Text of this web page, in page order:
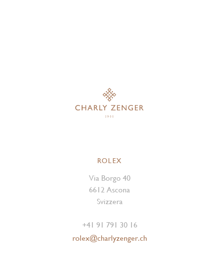
ROLEX
Via Borgo 40
6612 Ascona
Svizzera
+41 91 791 30 16
rolex@charlyzenger.ch